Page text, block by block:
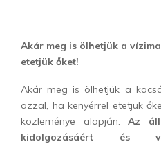
Akár meg is ölhetjük a
etetjük őket!
Akár meg is ölhetjük a
azzal, ha kenyérrel etetjük
közleménye alapján.Az
kidolgozásáért és